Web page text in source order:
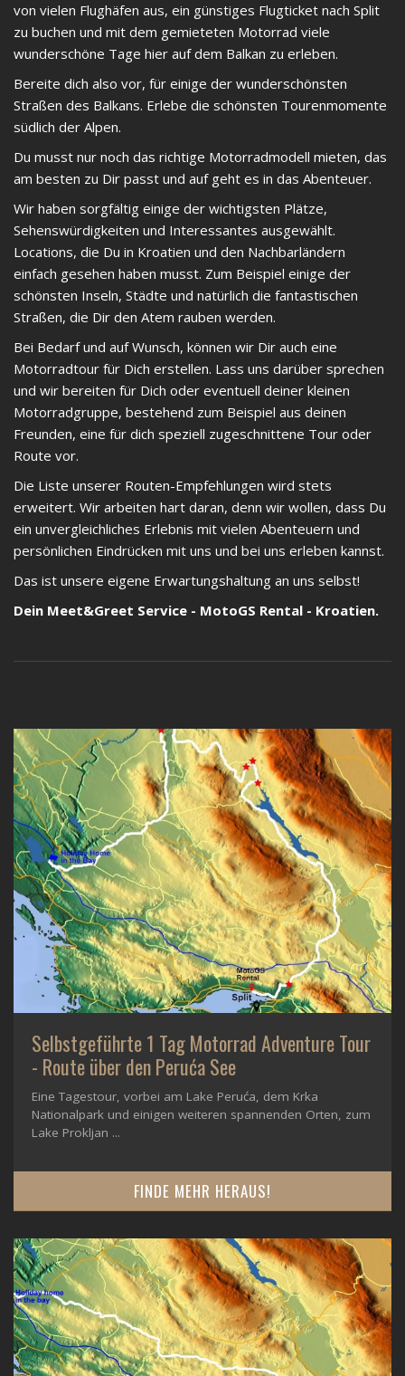
von vielen Flughäfen aus, ein günstiges Flugticket nach Split
zu buchen und mit dem gemieteten Motorrad viele
wunderschöne Tage hier auf dem Balkan zu erleben.
Bereite dich also vor, für einige der wunderschönsten
Straßen des Balkans. Erlebe die schönsten Tourenmomente
südlich der Alpen.
Du musst nur noch das richtige Motorradmodell mieten, das
am besten zu Dir passt und auf geht es in das Abenteuer.
Wir haben sorgfältig einige der wichtigsten Plätze,
Sehenswürdigkeiten und Interessantes ausgewählt.
Locations, die Du in Kroatien und den Nachbarländern
einfach gesehen haben musst. Zum Beispiel einige der
schönsten Inseln, Städte und natürlich die fantastischen
Straßen, die Dir den Atem rauben werden.
Bei Bedarf und auf Wunsch, können wir Dir auch eine
Motorradtour für Dich erstellen. Lass uns darüber sprechen
und wir bereiten für Dich oder eventuell deiner kleinen
Motorradgruppe, bestehend zum Beispiel aus deinen
Freunden, eine für dich speziell zugeschnittene Tour oder
Route vor.
Die Liste unserer Routen-Empfehlungen wird stets
erweitert. Wir arbeiten hart daran, denn wir wollen, dass Du
ein unvergleichliches Erlebnis mit vielen Abenteuern und
persönlichen Eindrücken mit uns und bei uns erleben kannst.
Das ist unsere eigene Erwartungshaltung an uns selbst!
Dein Meet&Greet Service - MotoGS Rental - Kroatien.
Selbstgeführte 1 Tag Motorrad Adventure Tour
- Route über den Peruća See
Eine Tagestour, vorbei am Lake Peruća, dem Krka
Nationalpark und einigen weiteren spannenden Orten, zum
Lake Prokljan ...
FINDE MEHR HERAUS!